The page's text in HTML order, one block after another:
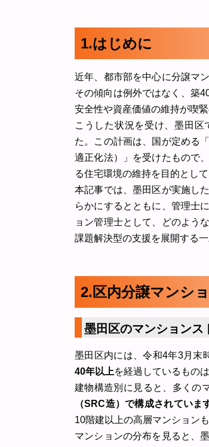
1.はじめに
近年、都市部を中心に分譲マ
その傾向は例外ではなく、築
安全性や資産価値の維持が喫
こうした状況を受け、墨田
た。この計画は、国が定める
適正化法）」を受けたもので
る住宅環境の維持を目的として
本記事では、墨田区が実施し
らかにするとともに、管理士
ョン管理士として、どのよう
課題解決型の支援を展開する
2.区内分譲マンシ
墨田区のマンションス
墨田区内には、令和4年3月末
40年以上を経過しているものは
建物構造別に見ると、多くの
（SRC造）で構成されてい
10階建以上の高層マンション
マンションの分布を見ると、